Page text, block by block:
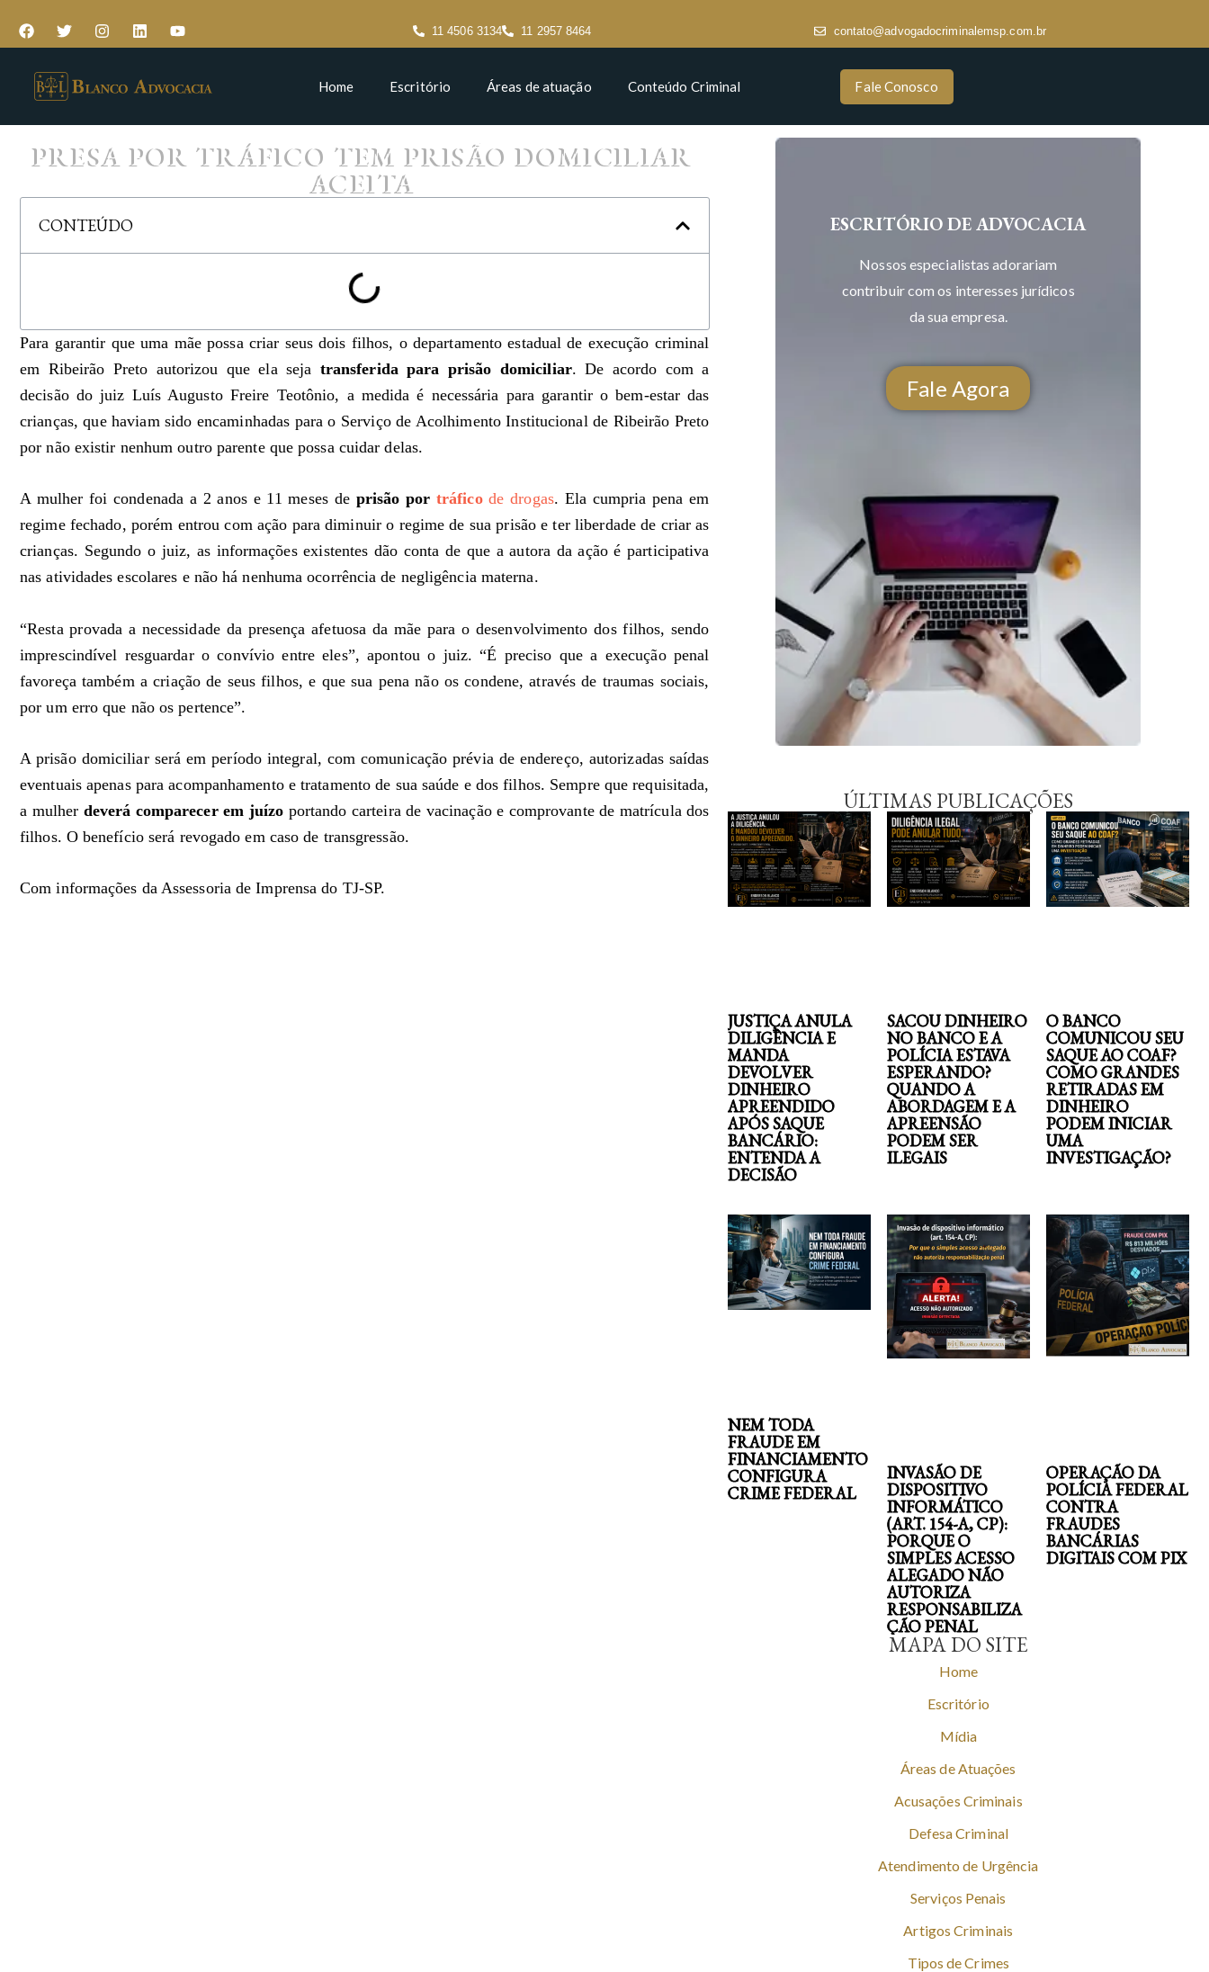
11 4506 3134 11 2957 8464 contato@advogadocriminalemsp.com.br
Home Escritório Áreas de atuação Conteúdo Criminal Fale Conosco
PRESA POR TRÁFICO TEM PRISÃO DOMICILIAR
ACEITA
CONTEÚDO
Para garantir que uma mãe possa criar seus dois filhos, o departamento estadual de execução criminal
em Ribeirão Preto autorizou que ela seja transferida para prisão domiciliar. De acordo com a
decisão do juiz Luís Augusto Freire Teotônio, a medida é necessária para garantir o bem-estar das
crianças, que haviam sido encaminhadas para o Serviço de Acolhimento Institucional de Ribeirão Preto
por não existir nenhum outro parente que possa cuidar delas.
A mulher foi condenada a 2 anos e 11 meses de prisão por tráficode drogas. Ela cumpria pena em
regime fechado, porém entrou com ação para diminuir o regime de sua prisão e ter liberdade de criar as
crianças. Segundo o juiz, as informações existentes dão conta de que a autora da ação é participativa
nas atividades escolares e não há nenhuma ocorrência de negligência materna.
“Resta provada a necessidade da presença afetuosa da mãe para o desenvolvimento dos filhos, sendo
imprescindível resguardar o convívio entre eles”, apontou o juiz. “É preciso que a execução penal
favoreça também a criação de seus filhos, e que sua pena não os condene, através de traumas sociais,
por um erro que não os pertence”.
A prisão domiciliar será em período integral, com comunicação prévia de endereço, autorizadas saídas
eventuais apenas para acompanhamento e tratamento de sua saúde e dos filhos. Sempre que requisitada,
a mulher deverá comparecer em juízo portando carteira de vacinação e comprovante de matrícula dos
filhos. O benefício será revogado em caso de transgressão.
Com informações da Assessoria de Imprensa do TJ-SP.
ESCRITÓRIO DE ADVOCACIA
Nossos especialistas adorariam
contribuir com os interesses jurídicos
da sua empresa.
ÚLTIMAS PUBLICAÇÕES
Fale Agora
JUSTIÇA ANULA
DILIGÊNCIA E
MANDA
DEVOLVER
DINHEIRO
APREENDIDO
APÓS SAQUE
BANCÁRIO:
ENTENDA A
DECISÃO
SACOU DINHEIRO
NO BANCO E A
POLÍCIA ESTAVA
ESPERANDO?
QUANDO A
ABORDAGEM E A
APREENSÃO
PODEM SER
ILEGAIS
O BANCO
COMUNICOU SEU
SAQUE AO COAF?
COMO GRANDES
RETIRADAS EM
DINHEIRO
PODEM INICIAR
UMA
INVESTIGAÇÃO?
NEM TODA
FRAUDE EM
FINANCIAMENTO
CONFIGURA
CRIME FEDERAL
INVASÃO DE
DISPOSITIVO
INFORMÁTICO
(ART. 154-A, CP):
PORQUE O
SIMPLES ACESSO
ALEGADO NÃO
AUTORIZA
RESPONSABILIZA
ÇÃO PENAL
OPERAÇÃO DA
POLÍCIA FEDERAL
CONTRA
FRAUDES
BANCÁRIAS
DIGITAIS COM PIX
MAPA DO SITE
Home
Escritório
Mídia
Áreas de Atuações
Acusações Criminais
Defesa Criminal
Atendimento de Urgência
Serviços Penais
Artigos Criminais
Tipos de Crimes